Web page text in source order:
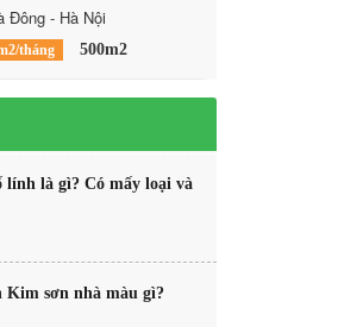
Đông - Hà Nội
tháng 500m2
lính là gì? Có mấy loại và
Kim sơn nhà màu gì?